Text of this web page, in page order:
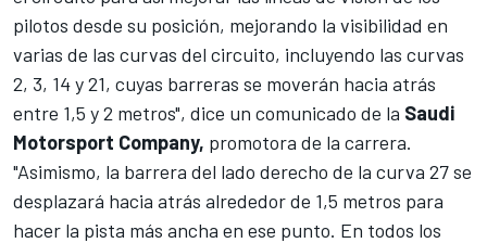
pilotos desde su posición, mejorando la visibilidad en
varias de las curvas del circuito, incluyendo las curvas
2, 3, 14 y 21, cuyas barreras se moverán hacia atrás
entre 1,5 y 2 metros", dice un comunicado de la Saudi
Motorsport Company, promotora de la carrera.
"Asimismo, la barrera del lado derecho de la curva 27 se
desplazará hacia atrás alrededor de 1,5 metros para
hacer la pista más ancha en ese punto. En todos los